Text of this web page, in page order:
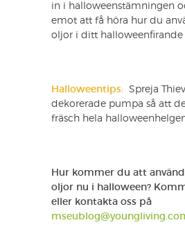
in i halloweenstämningen
emot att få höra hur du
oljor i ditt halloweenfirande
Halloweentips: Spreja
dekorerade pumpa så att
fräsch hela
Hur kommer du att
oljor nu i halloween?
eller kontakta oss på